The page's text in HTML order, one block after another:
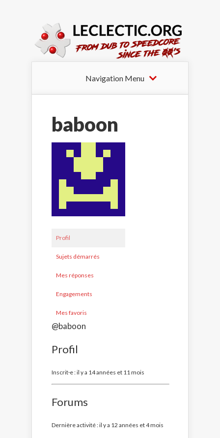
Navigation Menu
baboon
Profil
Sujets démarrés
Mes réponses
Engagements
Mes favoris
@baboon
Profil
Inscrit·e : il y a 14 années et 11 mois
Forums
Dernière activité : il y a 12 années et 4 mois